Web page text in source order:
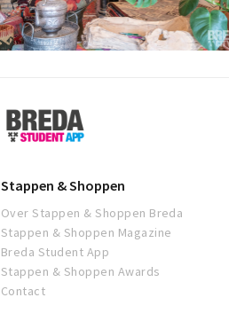
Breda
Student
App
Stappen & Shoppen
Over Stappen & Shoppen Breda
Stappen & Shoppen Magazine
Breda Student App
Stappen & Shoppen Awards
Contact